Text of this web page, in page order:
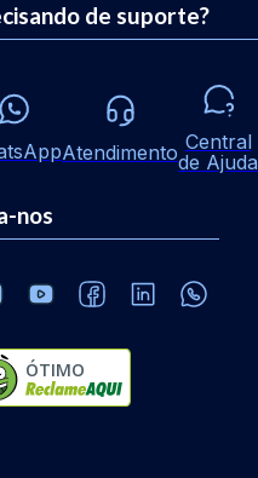
de suporte?
Atendimento Central
de Ajuda
nos
ÓTIMO